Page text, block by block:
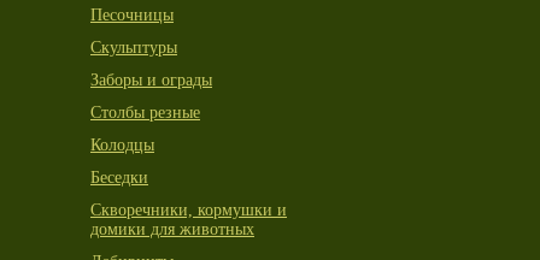
Песочницы
Скульптуры
Заборы и ограды
Столбы резные
Колодцы
Беседки
Скворечники, кормушки и
домики для животных